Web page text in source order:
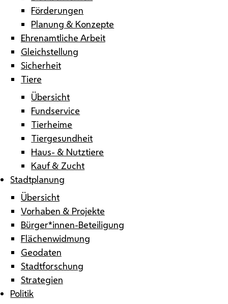
Förderungen
Planung & Konzepte
Ehrenamtliche Arbeit
Gleichstellung
Sicherheit
Tiere
Übersicht
Fundservice
Tierheime
Tiergesundheit
Haus- & Nutztiere
Kauf & Zucht
Stadtplanung
Übersicht
Vorhaben & Projekte
Bürger*innen-Beteiligung
Flächenwidmung
Geodaten
Stadtforschung
Strategien
Politik